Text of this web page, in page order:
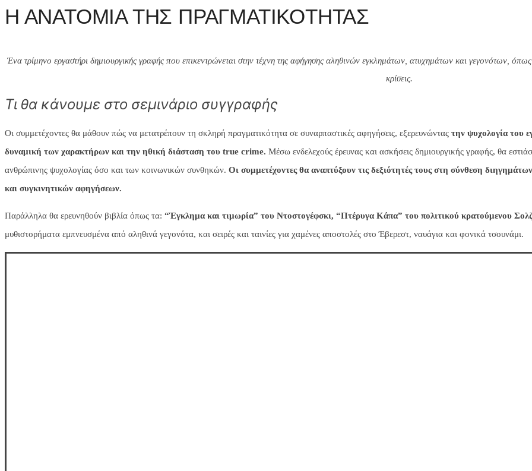
Η ΑΝΑΤΟΜΙΑ ΤΗΣ ΠΡΑΓΜΑΤΙΚΟΤΗΤΑΣ
Ένα τρίμηνο εργαστήρι δημιουργικής γραφής που επικεντρώνεται στην τέχνη της αφήγησης αληθινών εγκλημάτων, ατυχημάτων και γεγονότων, όπως
κρίσεις.
Τι θα κάνουμε στο σεμινάριο συγγραφής
Οι συμμετέχοντες θα μάθουν πώς να μετατρέπουν τη σκληρή πραγματικότητα σε συναρπαστικές αφηγήσεις, εξερευνώντας την ψυχολογία του
δυναμική των χαρακτήρων και την ηθική διάσταση του true crime. Μέσω ενδελεχούς έρευνας και ασκήσεις δημιουργικής γραφής, θα
ανθρώπινης ψυχολογίας όσο και των κοινωνικών συνθηκών. Οι συμμετέχοντες θα αναπτύξουν τις δεξιότητές τους στη σύνθεση
και συγκινητικών αφηγήσεων.
Παράλληλα θα ερευνηθούν βιβλία όπως τα: “Έγκλημα και τιμωρία” του Ντοστογέφσκι, “Πτέρυγα Κάπα” του πολιτικού κρατούμενου
μυθιστορήματα εμπνευσμένα από αληθινά γεγονότα, και σειρές και ταινίες για χαμένες αποστολές στο Έβερεστ, ναυάγια και φονικά τσουνάμι.